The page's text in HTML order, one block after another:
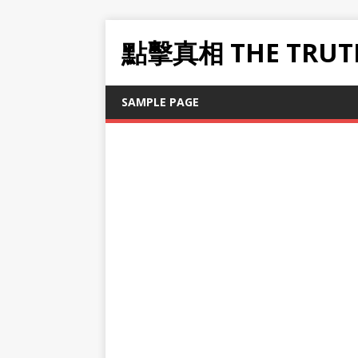
點擊真相 THE
SAMPLE PAGE